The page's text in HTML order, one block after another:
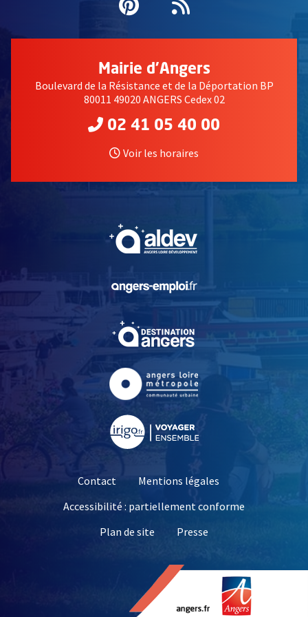
missions pour chaque équipe
Mairie d'Angers
Boulevard de la Résistance et de la Déportation BP
80011 49020 ANGERS Cedex 02
02 41 05 40 00
Voir les horaires
, Ouvre une nouvelle
, Ouvre une nouvelle
Contact
Mentions légales
Accessibilité : partiellement conforme
Plan de site
Presse